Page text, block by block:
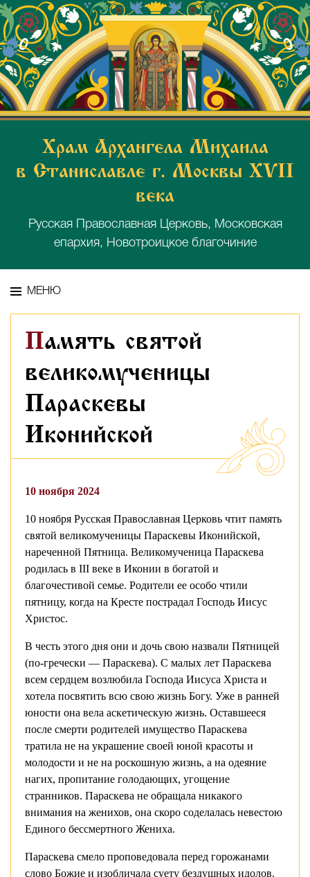
Храм Архангела Михаила
в Станиславле г. Москвы XVII
века
Русская Православная Церковь, Московская
епархия, Новотроицкое благочиние
МЕНЮ
Память святой
великомученицы
Параскевы
Иконийской
10 ноября 2024
10 ноября Русская Православная Церковь чтит память
святой великомученицы Параскевы Иконийской,
нареченной Пятница. Великомученица Параскева
родилась в III веке в Иконии в богатой и
благочестивой семье. Родители ее особо чтили
пятницу, когда на Кресте пострадал Господь Иисус
Христос.
В честь этого дня они и дочь свою назвали Пятницей
(по-гречески — Параскева). С малых лет Параскева
всем сердцем возлюбила Господа Иисуса Христа и
хотела посвятить всю свою жизнь Богу. Уже в ранней
юности она вела аскетическую жизнь. Оставшееся
после смерти родителей имущество Параскева
тратила не на украшение своей юной красоты и
молодости и не на роскошную жизнь, а на одеяние
нагих, пропитание голодающих, угощение
странников. Параскева не обращала никакого
внимания на женихов, она скоро соделалась невестою
Единого бессмертного Жениха.
Параскева смело проповедовала перед горожанами
слово Божие и изобличала суету бездушных идолов.